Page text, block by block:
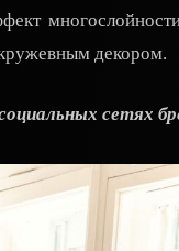
декором.
сетях